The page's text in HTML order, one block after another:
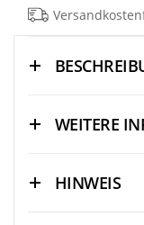
WEITERE
HINWEIS